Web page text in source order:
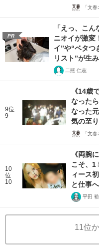
「文
PR
「えっ、こ
ニオイが激
イ”や“ベタつ
リスト”が生
二瓶 仁志
9位
9
《14歳
なった
なった
気の至
「文
10
位
10
《両腕
こそ、1
ィース
と仕事
平田
11位